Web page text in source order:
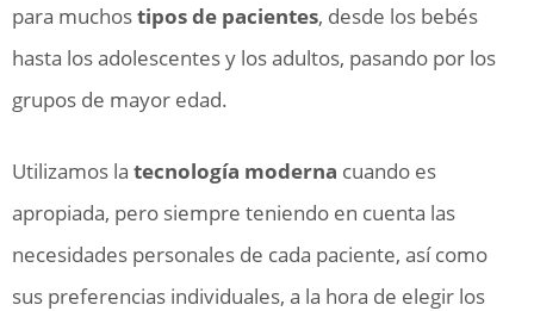
para muchostipos de pacientes, desde los bebés
hasta los adolescentes y los adultos, pasando por los
grupos de mayor edad.
Utilizamos la tecnología moderna cuando es
apropiada, pero siempre teniendo en cuenta las
necesidades personales de cada paciente, así como
sus preferencias individuales, a la hora de elegir los